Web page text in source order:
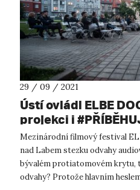
29 / 09 / 2021
Ústí ovládl ELBE
projekci i
Mezinárodní filmový festival
nad Labem stezku odvahy
bývalém protiatomovém krytu,
odvahy? Protože hlavním